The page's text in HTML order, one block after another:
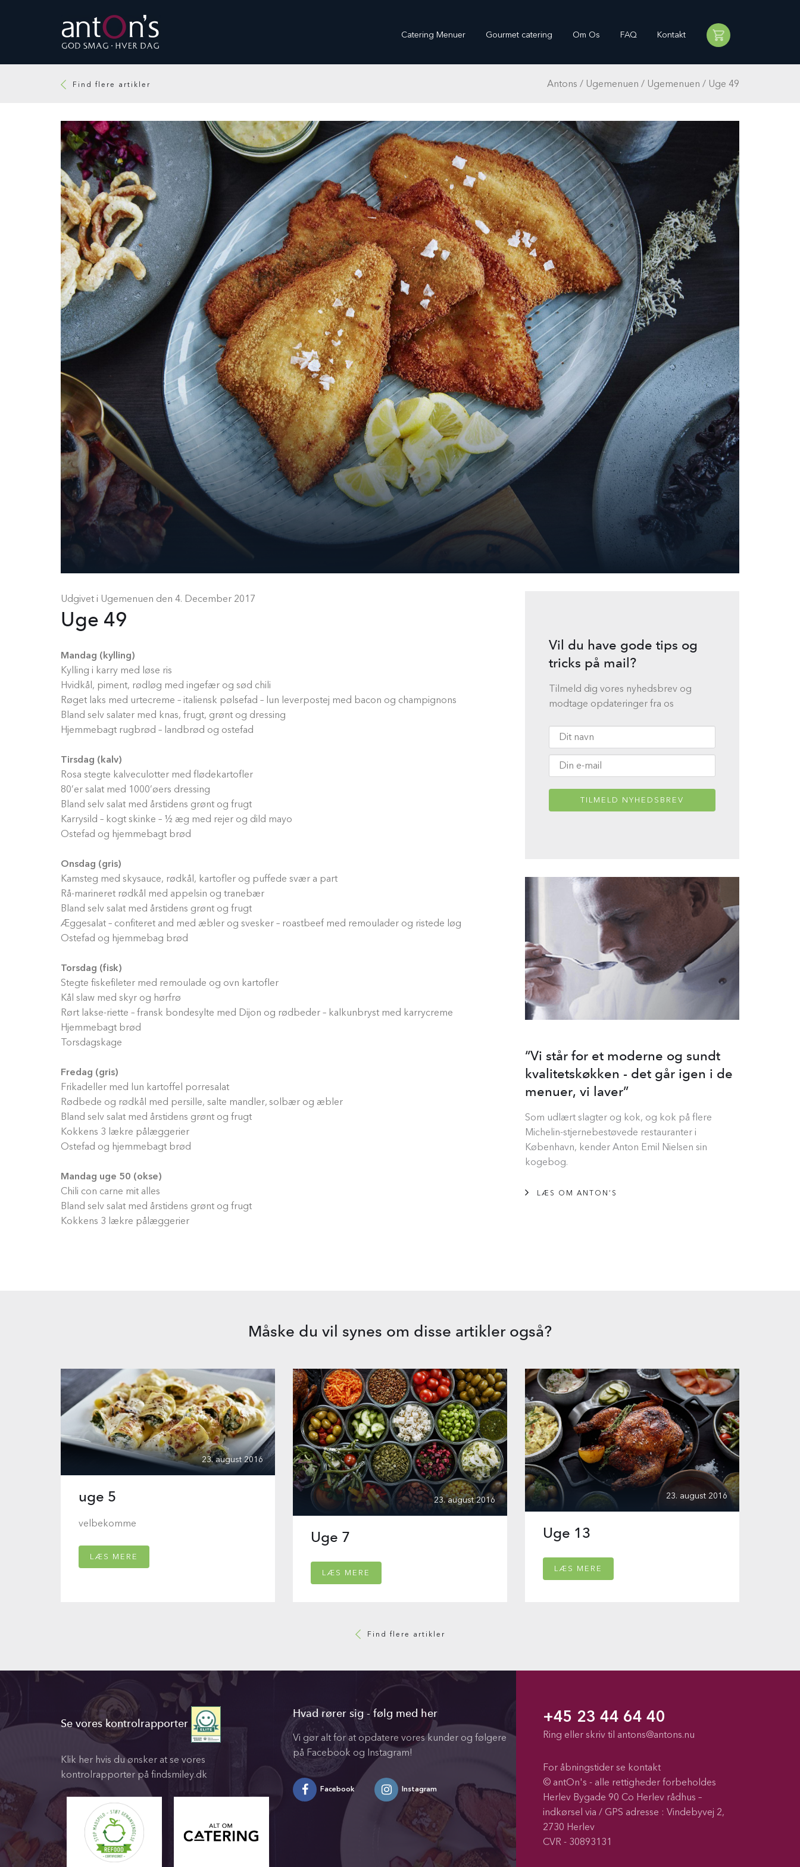
Catering Menuer Gourmet catering Om Os FAQ Kontakt
Find flere artikler Antons / Ugemenuen / Ugemenuen / Uge 49
Udgivet i Ugemenuen den 4. December 2017
Uge 49
Mandag (kylling)
Kylling i karry med løse ris
Hvidkål, piment, rødløg med ingefær og sød chili
Røget laks med urtecreme – italiensk pølsefad – lun leverpostej med bacon og champignons
Bland selv salater med knas, frugt, grønt og dressing
Hjemmebagt rugbrød – landbrød og ostefad
Tirsdag (kalv)
Rosa stegte kalveculotter med flødekartofler
80’er salat med 1000’øers dressing
Bland selv salat med årstidens grønt og frugt
Karrysild – kogt skinke – ½ æg med rejer og dild mayo
Ostefad og hjemmebagt brød
Onsdag (gris)
Kamsteg med skysauce, rødkål, kartofler og puffede svær a part
Rå-marineret rødkål med appelsin og tranebær
Bland selv salat med årstidens grønt og frugt
Æggesalat – confiteret and med æbler og svesker – roastbeef med remoulader og ristede løg
Ostefad og hjemmebag brød
Torsdag (fisk)
Stegte fiskefileter med remoulade og ovn kartofler
Kål slaw med skyr og hørfrø
Rørt lakse-riette – fransk bondesylte med Dijon og rødbeder – kalkunbryst med karrycreme
Hjemmebagt brød
Torsdagskage
Fredag (gris)
Frikadeller med lun kartoffel porresalat
Rødbede og rødkål med persille, salte mandler, solbær og æbler
Bland selv salat med årstidens grønt og frugt
Kokkens 3 lækre pålæggerier
Ostefad og hjemmebagt brød
Mandag uge 50 (okse)
Chili con carne mit alles
Bland selv salat med årstidens grønt og frugt
Kokkens 3 lækre pålæggerier
Vil du have gode tips og
tricks på mail?
Tilmeld dig vores nyhedsbrev og
modtage opdateringer fra os
TILMELD NYHEDSBREV
“Vi står for et moderne og sundt
kvalitetskøkken - det går igen i de
menuer, vi laver”
Som udlært slagter og kok, og kok på flere
Michelin-stjernebestøvede restauranter i
København, kender Anton Emil Nielsen sin
kogebog.
LÆS OM ANTON’S
Måske du vil synes om disse artikler også?
23. august 2016
uge 5
velbekomme
LÆS MERE
23. august 2016
Uge 7
LÆS MERE
23. august 2016
Uge 13
LÆS MERE
Find flere artikler
Se vores kontrolrapporter
Klik her hvis du ønsker at se vores
kontrolrapporter på findsmiley.dk
Hvad rører sig - følg med her
Vi gør alt for at opdatere vores kunder og følgere
på Facebook og Instagram!
Facebook Instagram
+45 23 44 64 40
Ring eller skriv til antons@antons.nu
For åbningstider se kontakt
© antOn's - alle rettigheder forbeholdes
Herlev Bygade 90 Co Herlev rådhus –
indkørsel via / GPS adresse : Vindebyvej 2,
2730 Herlev
CVR - 30893131